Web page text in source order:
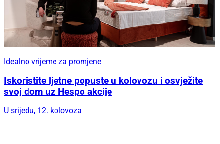
Idealno vrijeme za promjene
Iskoristite ljetne popuste u kolovozu i osvježite
svoj dom uz Hespo akcije
U srijedu, 12. kolovoza